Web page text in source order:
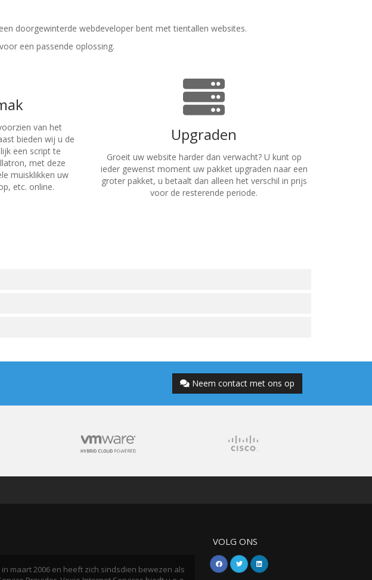
doorgewinterde webdeveloper bent met tientallen websites.
een passende oplossing.
van het
bieden wij u de
een script te
met deze
muisklikken uw
etc. online.
Upgraden
Groeit uw website harder dan verwacht? U kunt op
ieder gewenst moment uw pakket upgraden naar een
groter pakket, u betaalt dan alleen het verschil in prijs
voor de resterende periode.
Neem contact met ons op
maart 2006 en heeft zich sindsdien bewezen als
VOLG ONS